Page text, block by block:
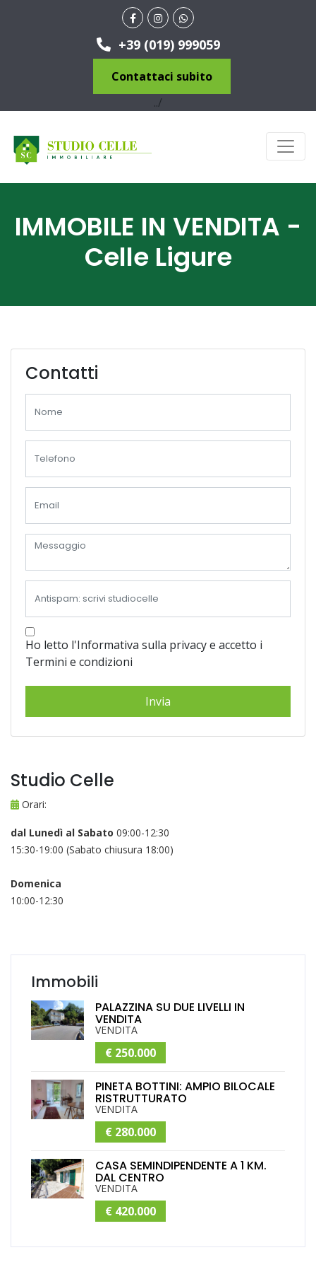
+39 (019) 999059
Contattaci subito
../
IMMOBILE IN VENDITA -
Celle Ligure
Contatti
Ho letto l'Informativa sulla privacy e accetto i
Termini e condizioni
Studio Celle
Orari:
dal Lunedì al Sabato 09:00-12:30
15:30-19:00 (Sabato chiusura 18:00)
Domenica
10:00-12:30
Immobili
PALAZZINA SU DUE LIVELLI IN
VENDITA
VENDITA
€ 250.000
PINETA BOTTINI: AMPIO BILOCALE
RISTRUTTURATO
VENDITA
€ 280.000
CASA SEMINDIPENDENTE A 1 KM.
DAL CENTRO
VENDITA
€ 420.000